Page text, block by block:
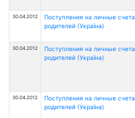
30.04.2012
Поступления на личные счета
родителей (Україна)
30.04.2012
Поступления на личные счета
родителей (Україна)
30.04.2012
Поступления на личные счета
родителей (Україна)